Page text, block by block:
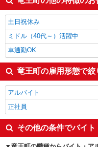
搬入・搬出・設営1,375円
データ入力・オペレーター1,355円
竜王町の他の職種の平均時給を見る
土日祝休み
ミドル（40代～）活躍中
車通勤OK
竜王町の雇用形態で絞
アルバイト
正社員
その他の条件でバイ